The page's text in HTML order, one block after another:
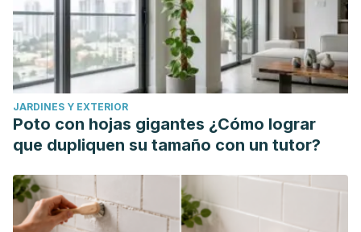
JARDINES Y EXTERIOR
Poto con hojas gigantes ¿Cómo lograr
que dupliquen su tamaño con un tutor?